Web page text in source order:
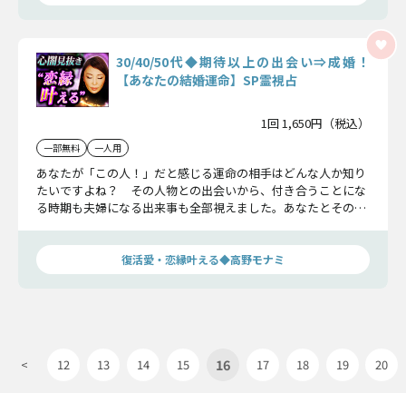
30/40/50代◆期待以上の出会い⇒成婚！
【あなたの結婚運命】SP霊視占
1回 1,650円（税込）
一部無料 一人用
あなたが「この人！」だと感じる運命の相手はどんな人か知り
たいですよね？ その人物との出会いから、付き合うことにな
る時期も夫婦になる出来事も全部視えました。あなたとその人
ょう。
復活愛・恋縁叶える◆高野モナミ
< 12 13 14 15 16 17 18 19 20